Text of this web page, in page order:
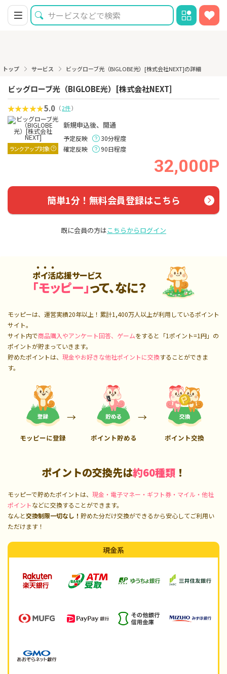
トップ サービス ビッグローブ光（BIGLOBE光）[株式会社NEXT]の詳細
ビッグローブ光（BIGLOBE光）[株式会社NEXT]
5.0 （2件）
ランクアップ対象
新規申込後、開通
予定反映
30分程度
確定反映
90日程度
32,000P
簡単1分！無料会員登録はこちら
既に会員の方はこちらからログイン
ポイ活応援サービス
「モッピー」って、なに？
モッピーは、運営実績20年以上！累計1,400万人以上が利用しているポイント
サイト。
サイト内で商品購入やアンケート回答、ゲームをすると「1ポイント=1円」の
ポイントが貯まっていきます。
貯めたポイントは、 現金やお好きな他社ポイントに交換することができま
す。
モッピーに登録 ポイント貯める ポイント交換
ポイントの交換先は約60種類 ！
モッピーで貯めたポイントは、 現金・電子マネー・ギフト券・マイル・他社
ポイントなどに交換することができます。
なんと交換制限一切なし！ 貯めた分だけ交換ができるから安心してご利用い
ただけます！
現金系